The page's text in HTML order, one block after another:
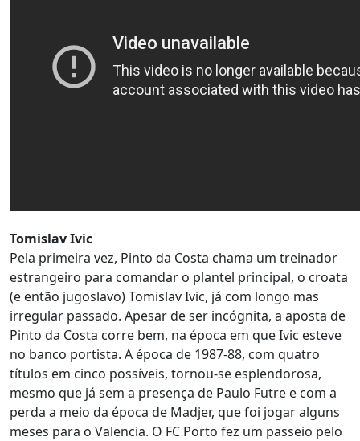
Tomislav Ivic
Pela primeira vez, Pinto da Costa chama um treinador
estrangeiro para comandar o plantel principal, o croata
(e então jugoslavo) Tomislav Ivic, já com longo mas
irregular passado. Apesar de ser incógnita, a aposta de
Pinto da Costa corre bem, na época em que Ivic esteve
no banco portista. A época de 1987-88, com quatro
títulos em cinco possíveis, tornou-se esplendorosa,
mesmo que já sem a presença de Paulo Futre e com a
perda a meio da época de Madjer, que foi jogar alguns
meses para o Valencia. O FC Porto fez um passeio pelo